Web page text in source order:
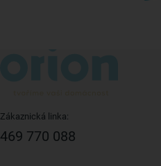
Zákaznická linka:
469 770 088